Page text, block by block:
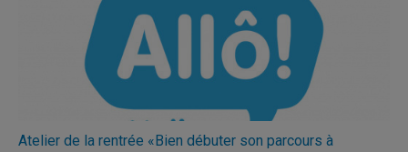
Atelier de la rentrée «Bien débuter son parcours à